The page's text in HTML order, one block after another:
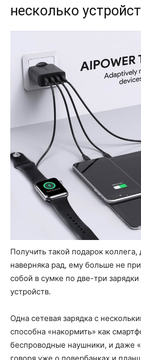
несколько
Получить такой подарок коллега,
наверняка рад, ему больше не
собой в сумке по две-три
устройств.
Одна сетевая зарядка с
способна «накормить» как
беспроводные наушники, и даже
говоря уже о повербанках и